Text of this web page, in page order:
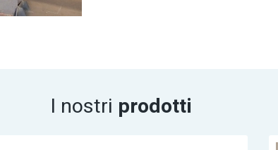
I nostri prodotti